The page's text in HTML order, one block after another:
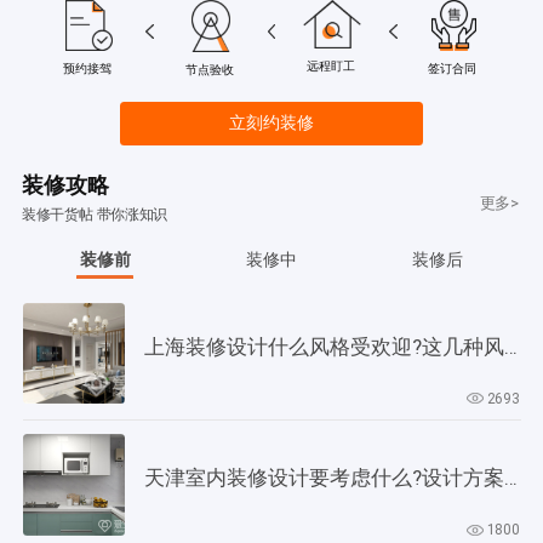
预约接驾 节点验收 远程盯工 签订合同
立刻约装修
装修攻略
装修干货帖 带你涨知识
更多>
装修前 装修中 装修后
上海装修设计什么风格受欢迎?这几种风格是当下正流行!
2693
天津室内装修设计要考虑什么?设计方案要以此为依据!
1800